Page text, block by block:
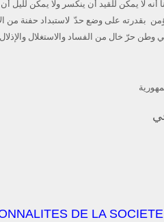
أنه لا يمكن للقيد أن ينكسر ولا يمكن لليل
بقدرته على وضع حدّ لاستبداد حفنة من
وطن حرّ خال من الفساد والاستغلال
DE LA